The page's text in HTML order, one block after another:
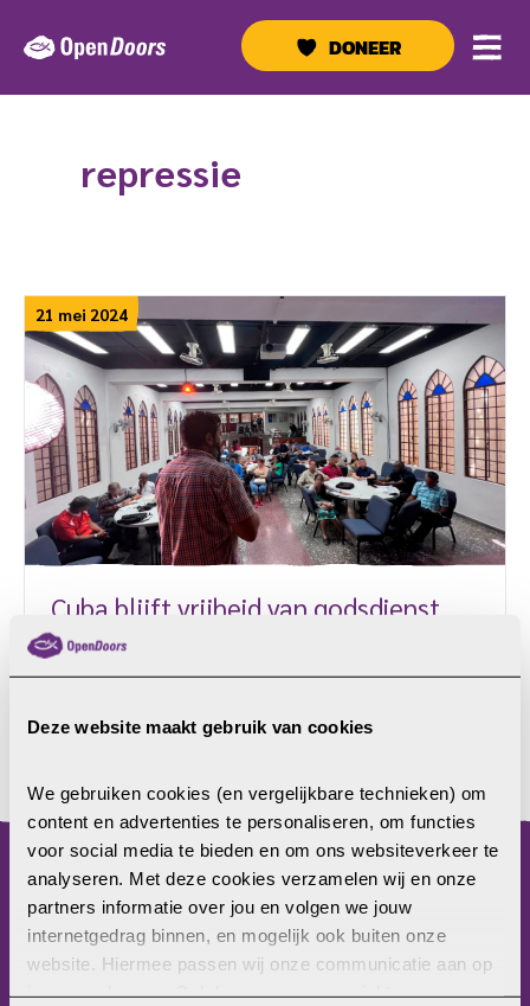
Deze website maakt gebruik van cookies
We gebruiken cookies (en vergelijkbare technieken) om
content en advertenties te personaliseren, om functies
voor social media te bieden en om ons websiteverkeer te
analyseren. Met deze cookies verzamelen wij en onze
partners informatie over jou en volgen we jouw
internetgedrag binnen, en mogelijk ook buiten onze
website. Hiermee passen wij onze communicatie aan op
jouw voorkeuren. Ook kunnen we zo gerichte
naar
inhoud
DONEER
repressie
21 mei 2024
Cuba blijft vrijheid van godsdienst
schenden
De schendingen van het recht op godsdienstvrijheid
menu
Home
Christenvervolging